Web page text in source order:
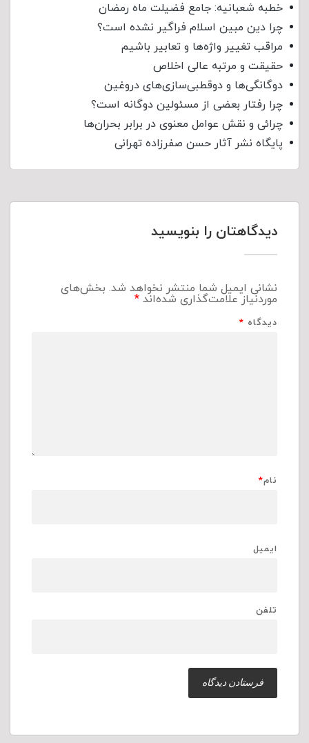
خطبه شعبانیه: جامع فضیلت ماه رمضان
چرا دین مبین اسلام فراگیر نشده است؟
مراقب تغییر واژه‌ها و تعابیر باشیم
حقیقت و مرتبه عالی اخلاص
دوگانگی‌ها و دوقطبی‌سازی‌های دروغین
چرا رفتار بعضی از مسئولین دوگانه است؟
چرائی و نقش عوامل معنوی در برابر بحران‌ها
پایگاه نشر آثار حسن صفرزاده تهرانی
دیدگاهتان را بنویسید
نشانی ایمیل شما منتشر نخواهد شد. بخش‌های
موردنیاز علامت‌گذاری شده‌اند*
دیدگاه *
نام*
ایمیل
تلفن